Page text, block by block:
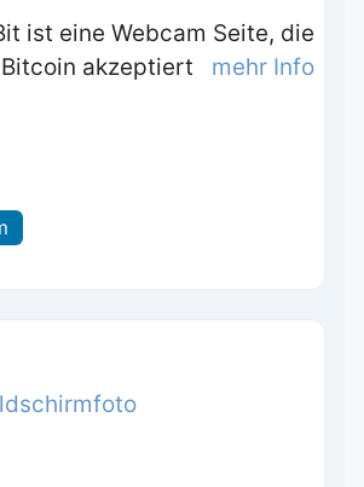
ist eine Webcam Seite, die
Bitcoin akzeptiert mehr Info